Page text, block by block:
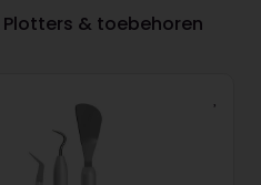
& toebehoren